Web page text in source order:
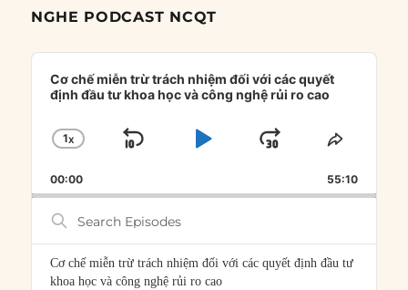
NGHE PODCAST NCQT
Audio
Player
Cơ chế miễn trừ trách nhiệm đối với các quyết
định đầu tư khoa học và công nghệ rủi ro cao
CHANGE
RATE
1X
SKIP
PLAYJUMP
FORWARD
SHARE
00:00 55:10
Search
Episodes
Cơ chế miễn trừ trách nhiệm đối với các quyết định đầu tư
khoa học và công nghệ rủi ro cao